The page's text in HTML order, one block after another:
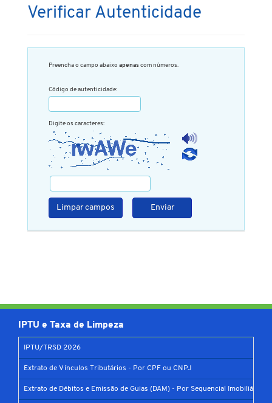
Verificar Autenticidade
Preencha o campo abaixo apenascom números.
Código de autenticidade:
Digite os caracteres:
Limpar campos Enviar
IPTU e Taxa de Limpeza
IPTU/TRSD 2026
Extrato de Vínculos Tributários - Por CPF ou CNPJ
Extrato de Débitos e Emissão de Guias (DAM) - Por Sequencial Imobiliário